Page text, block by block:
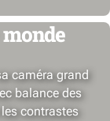
caméra grand
balance des
contrastes